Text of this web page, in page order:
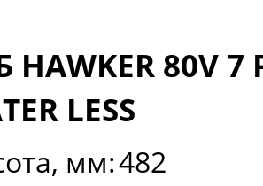
HAWKER 80V 7
LESS
мм:482